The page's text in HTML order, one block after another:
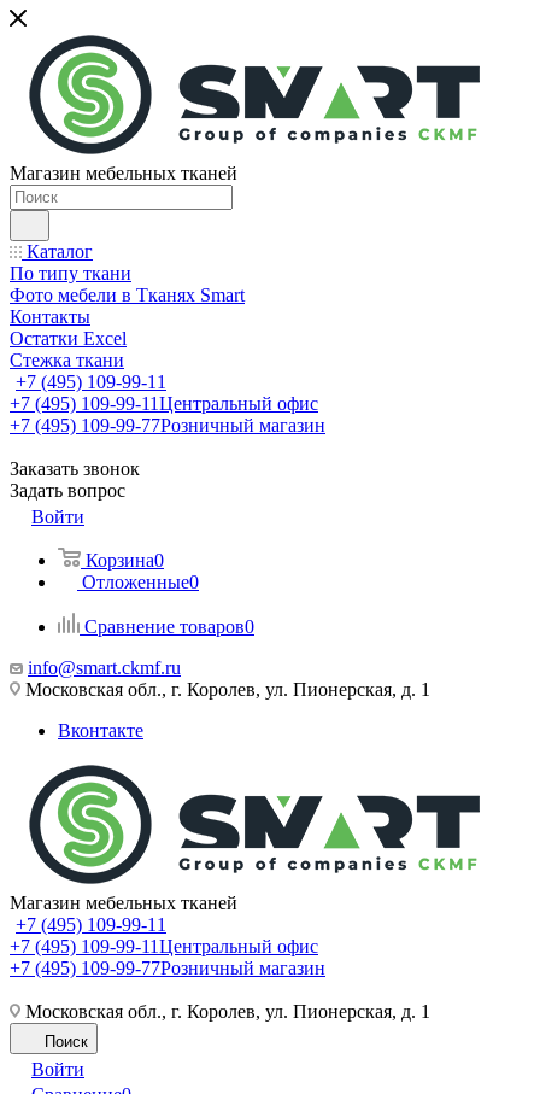
Магазин мебельных тканей
Каталог
По типу ткани
Фото мебели в Тканях Smart
Контакты
Остатки Excel
Стежка ткани
+7 (495) 109-99-11
+7 (495) 109-99-11Центральный офис
+7 (495) 109-99-77Розничный магазин
Заказать звонок
Задать вопрос
Войти
Корзина0
Отложенные0
Сравнение товаров0
info@smart.ckmf.ru
Московская обл., г. Королев, ул. Пионерская, д. 1
Вконтакте
Магазин мебельных тканей
+7 (495) 109-99-11
+7 (495) 109-99-11Центральный офис
+7 (495) 109-99-77Розничный магазин
Московская обл., г. Королев, ул. Пионерская, д. 1
Поиск
Войти